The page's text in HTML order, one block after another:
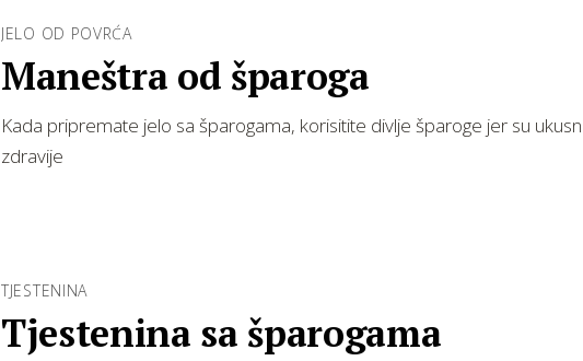
JELO OD POVRĆA
Maneštra od šparoga
Kada pripremate jelo sa šparogama, korisitite divlje šparoge jer su
zdravije
TJESTENINA
Tjestenina sa šparogama